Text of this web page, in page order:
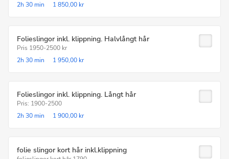
2h 30 min 1 850,00 kr
Folieslingor inkl. klippning. Halvlångt hår
Pris 1950-2500 kr
2h 30 min 1 950,00 kr
Folieslingor inkl. klippning. Långt hår
Pris: 1900-2500
2h 30 min 1 900,00 kr
folie slingor kort hår inkl.klippning